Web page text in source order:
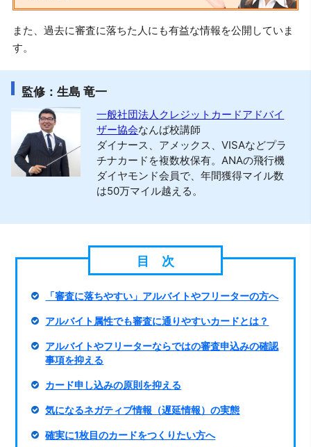
また、過去に審査に落ちた人にも有益な情報を公開していま
す。
監修：生島 竜一
一般社団法人クレジットカードアドバイ
ザー協会なんば校講師
ダイナース、アメックス、VISAなどプラ
チナカードを複数枚保有。ANAの飛行機
ダイヤモンド会員で、年間獲得マイル数
は50万マイル越える。
「審査に落ちやすい」アルバイトやフリーターの方へ
アルバイト属性でも審査に通りやすいカードとは？
アルバイトやフリーターならではの審査申込みの確認
事項を抑える
カード申し込みの原則を抑える
気になるネガティブ情報（遅延情報）の実態
確実に1枚目のカードをつくりたい方へ